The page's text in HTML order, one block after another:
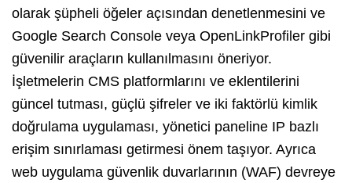
olarak şüpheli öğeler açısından denetlenmesini ve
Google Search Console veya OpenLinkProfiler gibi
güvenilir araçların kullanılmasını öneriyor.
İşletmelerin CMS platformlarını ve eklentilerini
güncel tutması, güçlü şifreler ve iki faktörlü kimlik
doğrulama uygulaması, yönetici paneline IP bazlı
erişim sınırlaması getirmesi önem taşıyor. Ayrıca
web uygulama güvenlik duvarlarının (WAF) devreye